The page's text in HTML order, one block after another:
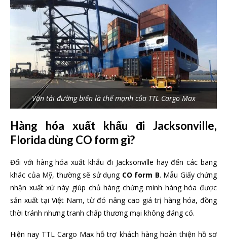
Vận tải đường biển là thế mạnh của TTL Cargo Max
Hàng hóa xuất khẩu đi Jacksonville,
Florida dùng CO form gì?
Đối với hàng hóa xuất khẩu đi Jacksonville hay đến các bang
khác của Mỹ, thường sẽ sử dụng CO form B. Mẫu Giấy chứng
nhận xuất xứ này giúp chủ hàng chứng minh hàng hóa được
sản xuất tại Việt Nam, từ đó nâng cao giá trị hàng hóa, đồng
thời tránh nhưng tranh chấp thương mại không đáng có.
Hiện nay TTL Cargo Max hỗ trợ khách hàng hoàn thiện hồ sơ